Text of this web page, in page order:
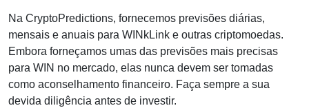
Na CryptoPredictions, fornecemos previsões diárias,
mensais e anuais para WINkLink e outras criptomoedas.
Embora forneçamos umas das previsões mais precisas
para WIN no mercado, elas nunca devem ser tomadas
como aconselhamento financeiro. Faça sempre a sua
devida diligência antes de investir.